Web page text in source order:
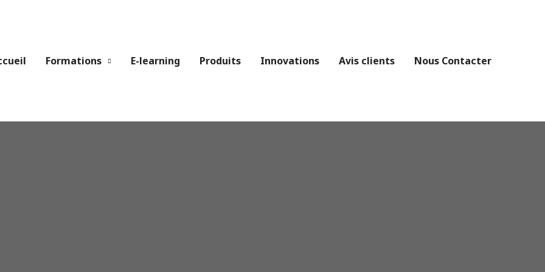
Formations E-learning Produits Innovations Avis clients Nous Contacter